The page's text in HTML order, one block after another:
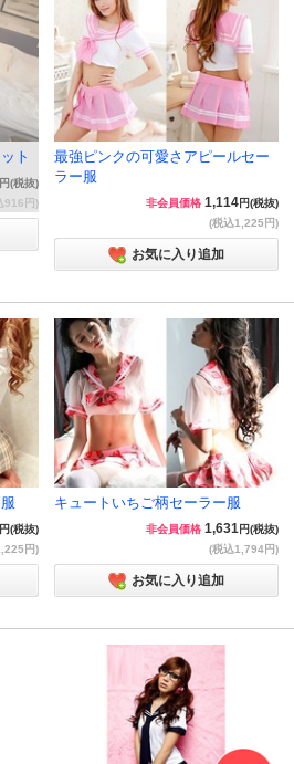
ト
円(税抜)
916円)
最強ピンクの可愛さアピールセー
ラー服
非会員価格 1,114円(税抜)
(税込1,225円)
お気に入り追加
円(税抜)
円)
キュートいちご柄セーラー服
非会員価格 1,631円(税抜)
(税込1,794円)
お気に入り追加